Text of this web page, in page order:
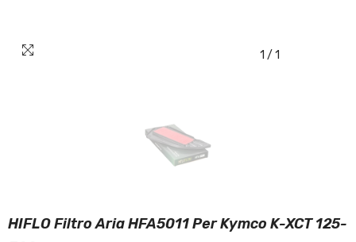
1 / 1
HIFLO Filtro Aria HFA5011 Per Kymco K-XCT 125-